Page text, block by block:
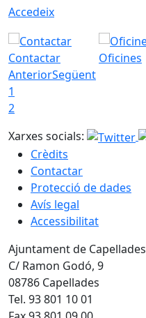
Accedeix
Contactar Oficines
AnteriorSegüent
1
2
Xarxes socials:
Crèdits
Contactar
Protecció de dades
Avís legal
Accessibilitat
Ajuntament de Capellades
C/ Ramon Godó, 9
08786 Capellades
Tel. 93 801 10 01